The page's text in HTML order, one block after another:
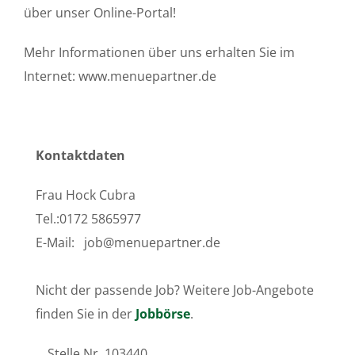
über unser Online-Portal!
Mehr Informationen über uns erhalten Sie im
Internet: www.menuepartner.de
Kontaktdaten
Frau Hock Cubra
Tel.:0172 5865977
E-Mail: job@menuepartner.de
Nicht der passende Job? Weitere Job-Angebote
finden Sie in der Jobbörse.